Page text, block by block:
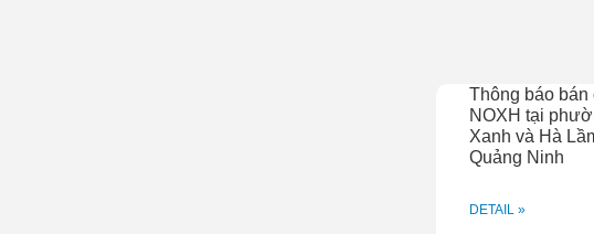
Thông báo bán
NOXH tại
Xanh và Hà
Quảng Ninh
DETAIL »